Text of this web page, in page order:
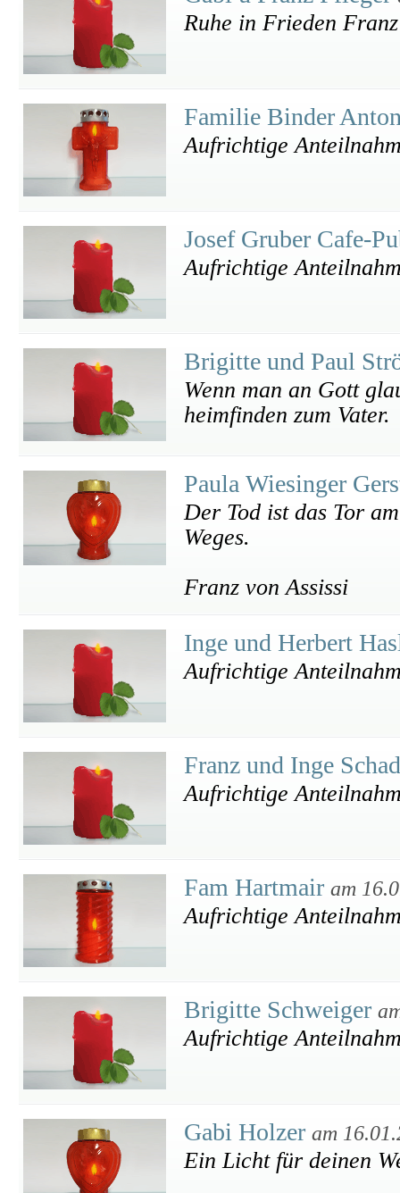
Ruhe in Frieden
Familie Binder
Aufrichtige
Josef Gruber Cafe-
Aufrichtige
Brigitte und Paul
Wenn man an Gott
heimfinden zum Vater.
Paula Wiesinger
Der Tod ist das Tor
Weges.
Franz von Assissi
Inge und Herbert
Aufrichtige
Franz und Inge
Aufrichtige
Fam Hartmair am
Aufrichtige
Brigitte Schweiger
Aufrichtige
Gabi Holzer am
Ein Licht für deinen